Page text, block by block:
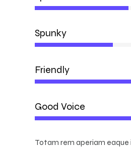
Spunky
Friendly
Good Voice
Totam rem aperiam eaque